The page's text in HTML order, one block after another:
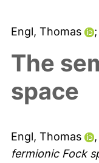
Engl, Thomas
The
space
Engl, Thomas ,
fermionic Fock